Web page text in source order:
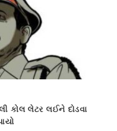
કોલ લેટર લઈને દોડવા